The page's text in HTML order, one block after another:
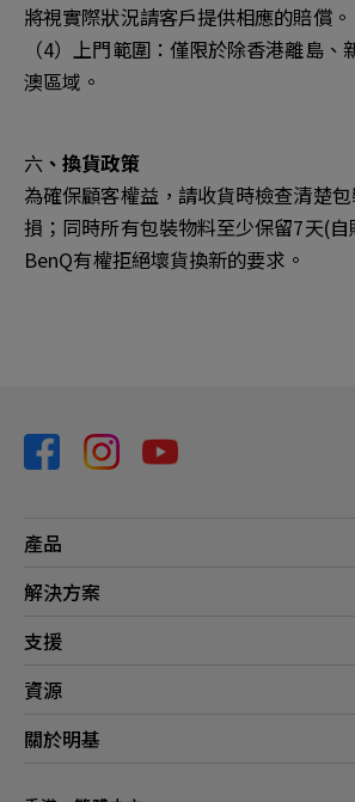
將視實際狀況請客戶提供相應的賠償。
（4）上門範圍：僅限於除香港離島、
澳區域。
六 、換貨政策
為確保顧客權益，請收貨時檢查清楚
損；同時所有包裝物料至少保留7天(
BenQ有權拒絕壞貨換新的要求。
產品
投影機
燈具
解決方案
商業
電競
支援
聯絡我們
常見問答
資源
投影機投射距離計算器
關於明基